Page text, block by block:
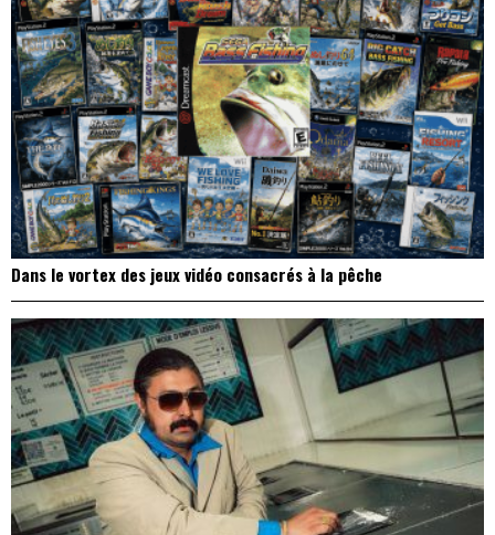
Dans le vortex des jeux vidéo consacrés à la pêche